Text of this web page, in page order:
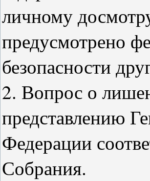
личному
предусмотрено
безопасности
2. Вопрос о
представлению
Федерации
Собрания.